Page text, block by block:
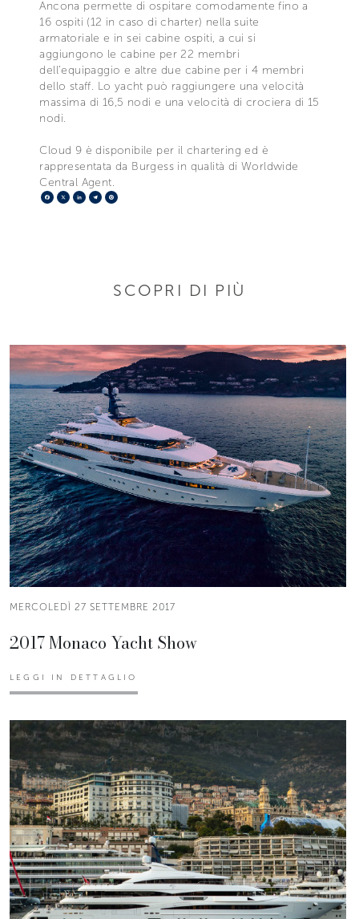
Ancona permette di ospitare comodamente fino a
16 ospiti (12 in caso di charter) nella suite
armatoriale e in sei cabine ospiti, a cui si
aggiungono le cabine per 22 membri
dell’equipaggio e altre due cabine per i 4 membri
dello staff. Lo yacht può raggiungere una velocità
massima di 16,5 nodi e una velocità di crociera di 15
nodi.
Cloud 9 è disponibile per il chartering ed è
rappresentata da Burgess in qualità di Worldwide
Central Agent.
Facebook
X LinkedIn
Telegram
SCOPRI DI PIÙ
MERCOLEDÌ 27 SETTEMBRE 2017
2017 Monaco Yacht Show
LEGGI IN DETTAGLIO